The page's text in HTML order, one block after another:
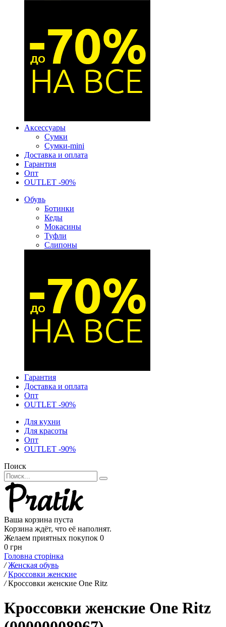
Аксессуары
Сумки
Сумки-mini
Доставка и оплата
Гарантия
Опт
OUTLET -90%
Обувь
Ботинки
Кеды
Мокасины
Туфли
Слипоны
Гарантия
Доставка и оплата
Опт
OUTLET -90%
Для кухни
Для красоты
Опт
OUTLET -90%
Поиск
Ваша корзина пуста
Корзина ждёт, что её наполнят.
Желаем приятных покупок 0
0 грн
Головна сторінка
/ Женская обувь
/ Кроссовки женские
/ Кроссовки женские One Ritz
Кроссовки женские One Ritz